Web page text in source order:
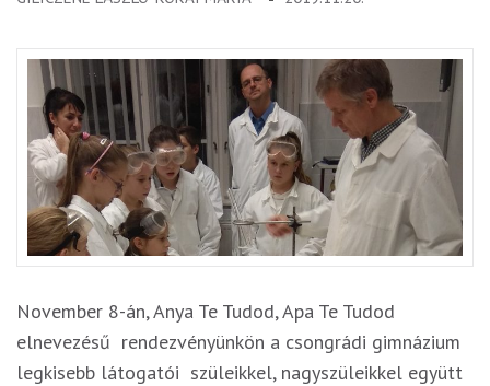
November 8-án, Anya Te Tudod, Apa Te Tudod
elnevezésű rendezvényünkön a csongrádi gimnázium
legkisebb látogatói szüleikkel, nagyszüleikkel együtt